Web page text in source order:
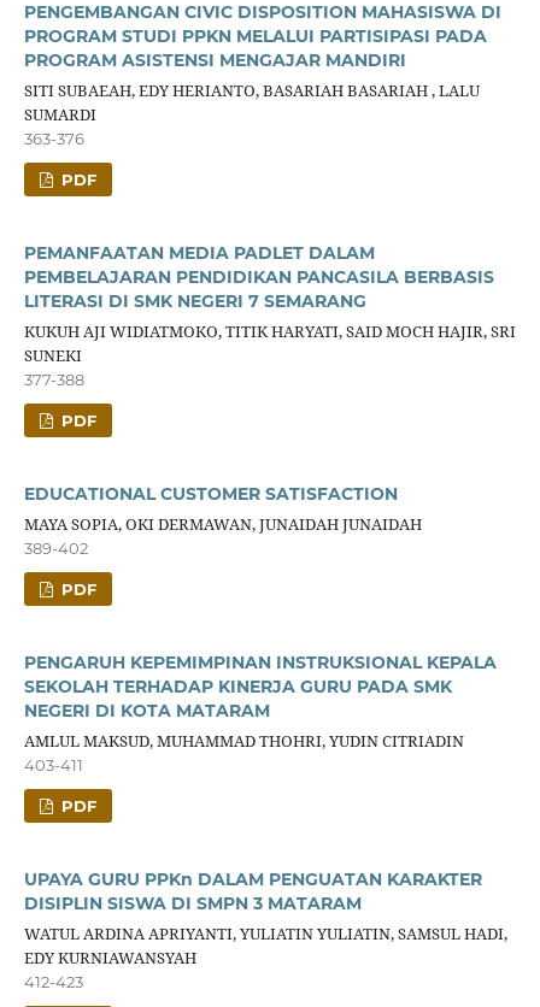
PENGEMBANGAN CIVIC DISPOSITION MAHASISWA DI
PROGRAM STUDI PPKN MELALUI PARTISIPASI PADA
PROGRAM ASISTENSI MENGAJAR MANDIRI
SITI SUBAEAH, EDY HERIANTO, BASARIAH BASARIAH , LALU
SUMARDI
363-376
PDF
PEMANFAATAN MEDIA PADLET DALAM
PEMBELAJARAN PENDIDIKAN PANCASILA BERBASIS
LITERASI DI SMK NEGERI 7 SEMARANG
KUKUH AJI WIDIATMOKO, TITIK HARYATI, SAID MOCH HAJIR, SRI
SUNEKI
377-388
PDF
EDUCATIONAL CUSTOMER SATISFACTION
MAYA SOPIA, OKI DERMAWAN, JUNAIDAH JUNAIDAH
389-402
PDF
PENGARUH KEPEMIMPINAN INSTRUKSIONAL KEPALA
SEKOLAH TERHADAP KINERJA GURU PADA SMK
NEGERI DI KOTA MATARAM
AMLUL MAKSUD, MUHAMMAD THOHRI, YUDIN CITRIADIN
403-411
PDF
UPAYA GURU PPKn DALAM PENGUATAN KARAKTER
DISIPLIN SISWA DI SMPN 3 MATARAM
WATUL ARDINA APRIYANTI, YULIATIN YULIATIN, SAMSUL HADI,
EDY KURNIAWANSYAH
412-423